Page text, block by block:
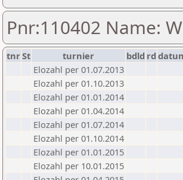
Pnr:110402 Name:
tnrSt turnier bdld rd
Elozahl per 01.07.2013
Elozahl per 01.10.2013
Elozahl per 01.01.2014
Elozahl per 01.04.2014
Elozahl per 01.07.2014
Elozahl per 01.10.2014
Elozahl per 01.01.2015
Elozahl per 10.01.2015